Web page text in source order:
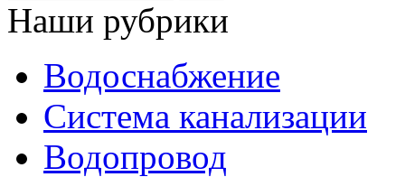
Наши рубрики
Водоснабжение
Система канализации
Водопровод